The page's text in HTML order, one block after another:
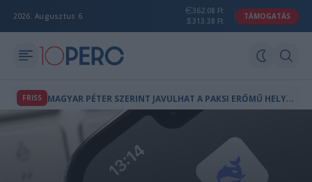
2026. Augusztus 6.
362.08 Ft
313.38 Ft
TÁMOGATÁS
FRISS M
AGYAR PÉTER SZERINT JAVULHAT A PAKSI ERŐMŰ HELYZETE